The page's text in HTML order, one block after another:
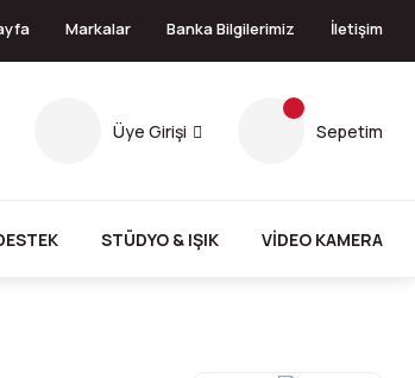
Markalar Banka Bilgilerimiz İletişim
Üye Girişi Sepetim
STÜDYO & IŞIK VİDEO KAMERA